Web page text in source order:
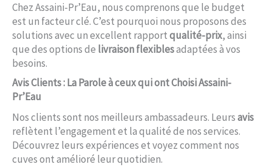
Chez Assaini-Pr’Eau, nous comprenons que le budget
est un facteur clé. C’est pourquoi nous proposons des
solutions avec un excellent rapportqualité-prix, ainsi
que des options de livraison flexiblesadaptées à vos
besoins.
Avis Clients : La Parole à ceux qui ont Choisi Assaini-
Pr’Eau
Nos clients sont nos meilleurs ambassadeurs. Leursavis
reflètent l’engagement et la qualité de nos services.
Découvrez leurs expériences et voyez comment nos
cuves ont amélioré leur quotidien.